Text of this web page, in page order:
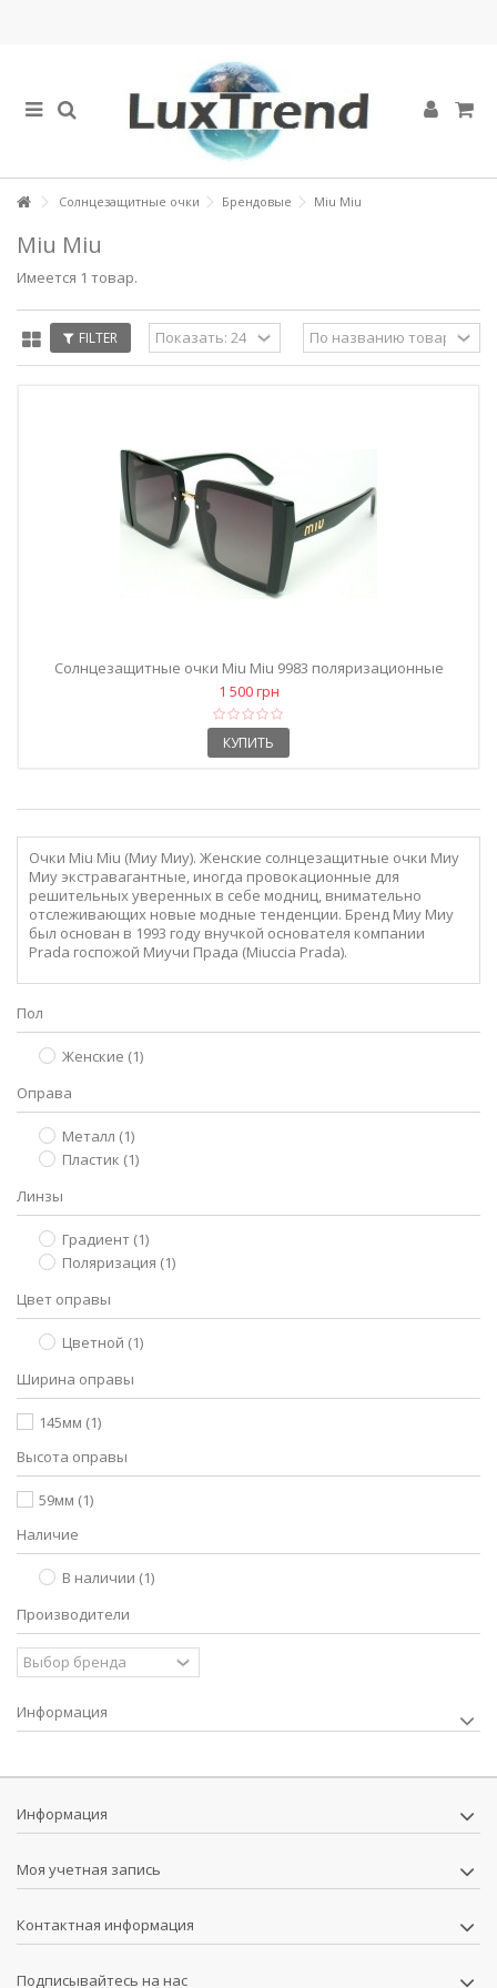
Солнцезащитные очки Брендовые Miu Miu
Miu Miu
Имеется 1 товар.
FILTER
Солнцезащитные очки Miu Miu 9983 поляризационные
1 500 грн
КУПИТЬ
Очки Miu Miu (Миу Миу). Женские солнцезащитные очки Миу
Миу экстравагантные, иногда провокационные для
решительных уверенных в себе модниц, внимательно
отслеживающих новые модные тенденции. Бренд Миу Миу
был основан в 1993 году внучкой основателя компании
Prada госпожой Миучи Прада (Miuccia Prada).
Пол
Женские (1)
Оправа
Металл (1)
Пластик (1)
Линзы
Градиент (1)
Поляризация (1)
Цвет оправы
Цветной (1)
Ширина оправы
145мм (1)
Высота оправы
59мм (1)
Наличие
В наличии (1)
Производители
Информация
Информация
Моя учетная запись
Контактная информация
Подписывайтесь на нас